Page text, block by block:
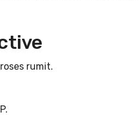
rumit.